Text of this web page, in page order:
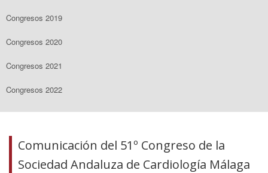
Congresos 2019
Congresos 2020
Congresos 2021
Congresos 2022
Comunicación del 51º Congreso de la
Sociedad Andaluza de Cardiología Málaga